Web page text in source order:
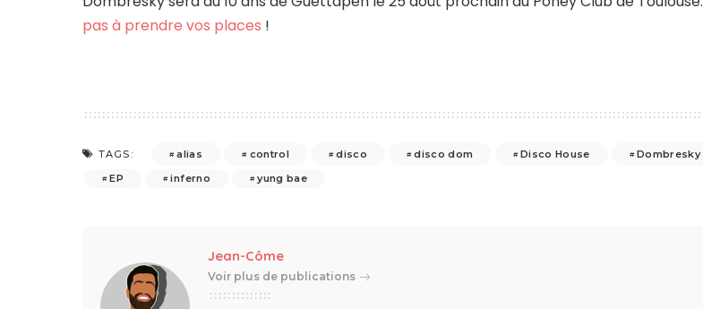
pas à prendre vos places !
TAGS: alias control disco disco dom Disco House
Dombresky
EP
inferno yung bae
Jean-Côme
Voir plus de publications